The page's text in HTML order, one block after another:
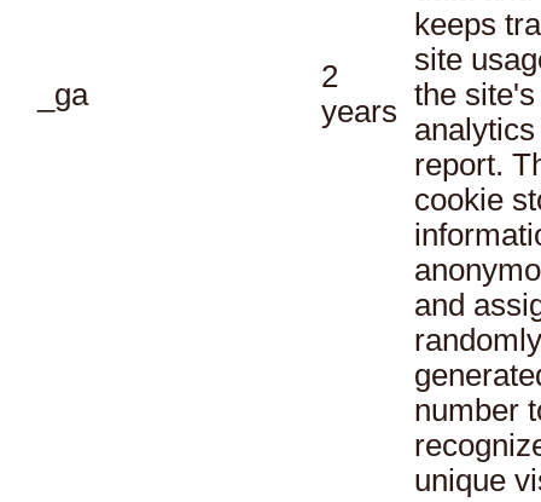
_ga
2
years
keeps
site
the site's
analytics
report.
cookie
and
randomly
number
unique